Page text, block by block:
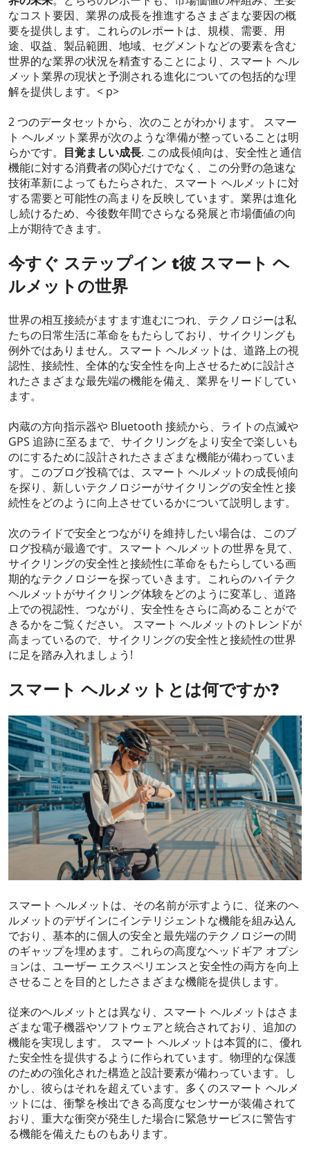
なコスト要因、業界の成長を推進するさまざまな要因の概
要を提供します。これらのレポートは、規模、需要、用
途、収益、製品範囲、地域、セグメントなどの要素を含む
世界的な業界の状況を精査することにより、スマート ヘル
メット業界の現状と予測される進化についての包括的な理
解を提供します。< p>
2 つのデータセットから、次のことがわかります。 スマー
ト ヘルメット業界が次のような準備が整っていることは明
らかです。 目覚ましい成長. この成長傾向は、安全性と通信
機能に対する消費者の関心だけでなく、この分野の急速な
技術革新によってもたらされた、スマート ヘルメットに対
する需要と可能性の高まりを反映しています。業界は進化
し続けるため、今後数年間でさらなる発展と市場価値の向
上が期待できます。
今すぐ ステップイン t彼 スマート ヘ
ルメットの世界
世界の相互接続がますます進むにつれ、テクノロジーは私
たちの日常生活に革命をもたらしており、サイクリングも
例外ではありません。スマート ヘルメットは、道路上の視
認性、接続性、全体的な安全性を向上させるために設計さ
れたさまざまな最先端の機能を備え、業界をリードしてい
ます。
内蔵の方向指示器や Bluetooth 接続から、ライトの点滅や
GPS 追跡に至るまで、サイクリングをより安全で楽しいも
のにするために設計されたさまざまな機能が備わっていま
す。このブログ投稿では、スマート ヘルメットの成長傾向
を探り、新しいテクノロジーがサイクリングの安全性と接
続性をどのように向上させているかについて説明します。
次のライドで安全とつながりを維持したい場合は、このブ
ログ投稿が最適です。スマート ヘルメットの世界を見て、
サイクリングの安全性と接続性に革命をもたらしている画
期的なテクノロジーを探っていきます。これらのハイテク
ヘルメットがサイクリング体験をどのように変革し、道路
上での視認性、つながり、安全性をさらに高めることがで
きるかをご覧ください。 スマート ヘルメットのトレンドが
高まっているので、サイクリングの安全性と接続性の世界
に足を踏み入れましょう!
スマート ヘルメットとは何ですか?
スマート ヘルメットは、その名前が示すように、従来のヘ
ルメットのデザインにインテリジェントな機能を組み込ん
でおり、基本的に個人の安全と最先端のテクノロジーの間
のギャップを埋めます。これらの高度なヘッドギア オプシ
ョンは、ユーザー エクスペリエンスと安全性の両方を向上
させることを目的としたさまざまな機能を提供します。
従来のヘルメットとは異なり、スマート ヘルメットはさま
ざまな電子機器やソフトウェアと統合されており、追加の
機能を実現します。 スマート ヘルメットは本質的に、優れ
た安全性を提供するように作られています。物理的な保護
のための強化された構造と設計要素が備わっています。し
かし、彼らはそれを超えています。多くのスマート ヘルメ
ットには、衝撃を検出できる高度なセンサーが装備されて
おり、重大な衝突が発生した場合に緊急サービスに警告す
る機能を備えたものもあります。